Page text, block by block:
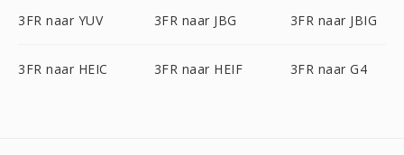
3FR naar YUV 3FR naar JBG 3FR naar JBIG
3FR naar HEIC 3FR naar HEIF 3FR naar G4